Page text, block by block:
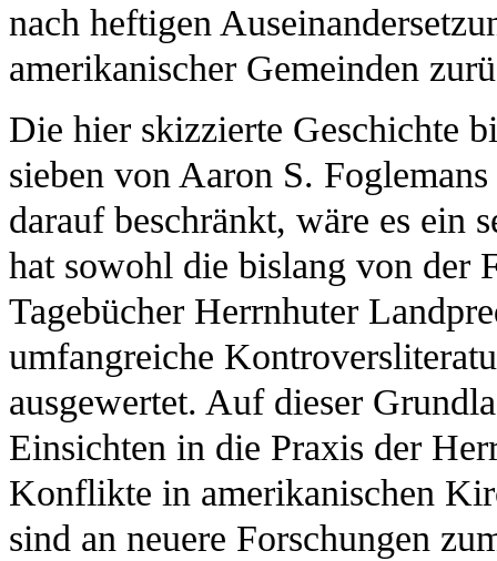
nach heftigen
amerikanischer Gemeinden
Die hier skizzierte Geschichte
sieben von Aaron S.
darauf beschränkt, wäre es ein
hat sowohl die bislang von der
Tagebücher Herrnhuter
umfangreiche
ausgewertet. Auf dieser
Einsichten in die Praxis der
Konflikte in amerikanischen
sind an neuere Forschungen